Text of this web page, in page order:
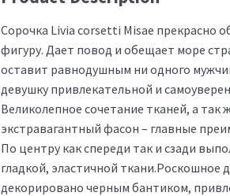
Сорочка Livia corsetti Misae прекрасно
фигуру. Дает повод и обещает море
оставит равнодушным ни одного
девушку привлекательной и
Великолепное сочетание тканей, а так
экстравагантный фасон – главные
По центру как спереди так и сзади
гладкой, эластичной ткани.Роскошное
декорировано черным бантиком,